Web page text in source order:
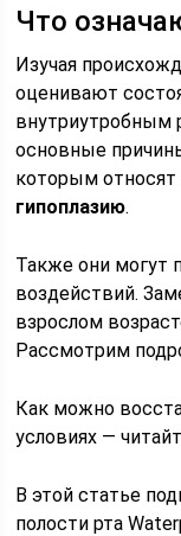
Что
Изучая
оценивают
внутриутробным
основные
которым относят
гипоплазию.
Также они могут
воздействий.
взрослом
Рассмотрим
Как можно
условиях —
В этой статье
полости рта